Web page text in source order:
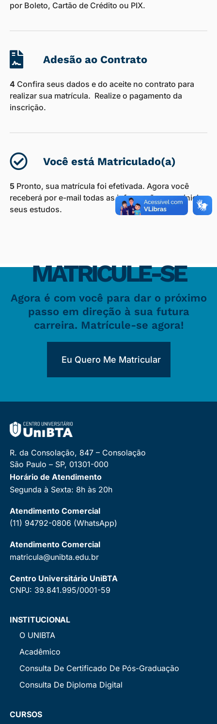
por Boleto, Cartão de Crédito ou PIX.
Adesão ao Contrato
4 Confira seus dados e do aceite no contrato para
realizar sua matrícula. Realize o pagamento da
inscrição.
Você está Matriculado(a)
5 Pronto, sua matrícula foi efetivada. Agora você
receberá por e-mail todas as informações para iniciar
seus estudos.
MATRICULE-SE
Agora é com você para dar o próximo
passo em direção à sua futura
carreira. Matrícule-se agora!
Eu Quero Me Matricular
R. da Consolação, 847 – Consolação
São Paulo – SP, 01301-000
Horário de Atendimento
Segunda à Sexta: 8h às 20h
Atendimento Comercial
(11) 94792-0806 (WhatsApp)
Atendimento Comercial
matricula@unibta.edu.br
Centro Universitário UniBTA
CNPJ: 39.841.995/0001-59
INSTITUCIONAL
O UNIBTA
Acadêmico
Consulta De Certificado De Pós-Graduação
Consulta De Diploma Digital
CURSOS